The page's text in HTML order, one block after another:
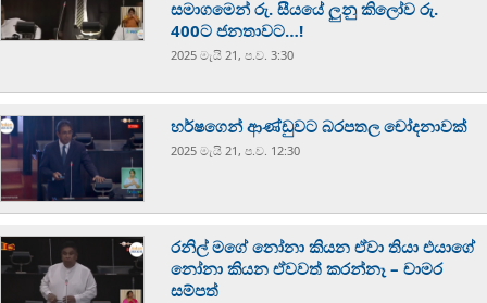
සමාගමෙන් රු. සීයයේ ලුනු කිලෝව රු.
400ට ජනතාවට…!
2025 මැයි 21, ප.ව. 3:30
හර්ෂගෙන් ආණ්ඩුවට බරපතල චෝදනාවක්
2025 මැයි 21, ප.ව. 12:30
රනිල් මගේ නෝනා කියන ඒවා තියා එයාගේ
නෝනා කියන ඒවවත් කරන්නෑ – චාමර
සම්පත්